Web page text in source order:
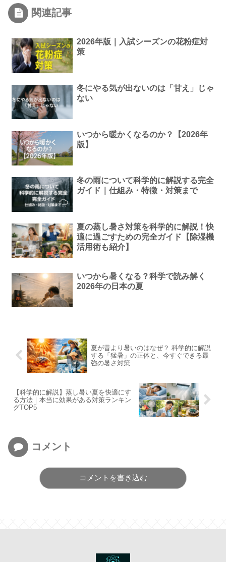
関連記事
2026年版｜入試シーズンの花粉症対
策
冬にやる気が出ないのは「甘え」じゃ
ない
いつから暖かくなるのか？【2026年
版】
冬の雨について科学的に解説する完全
ガイド｜仕組み・特徴・対策まで
夏の蒸し暑さ対策を科学的に解説！快
適に過ごすための完全ガイド【除湿機
活用術も紹介】
いつから暑くなる？科学で読み解く
2026年の日本の夏
夏が昔より暑いのはなぜ？ 科学的に解説
する「猛暑」の正体と、今すぐできる最
強の暑さ対策
【科学的に解説】蒸し暑い夏を快適にす
る方法｜本当に効果がある対策ランキン
グTOP5
コメント
コメントを書き込む